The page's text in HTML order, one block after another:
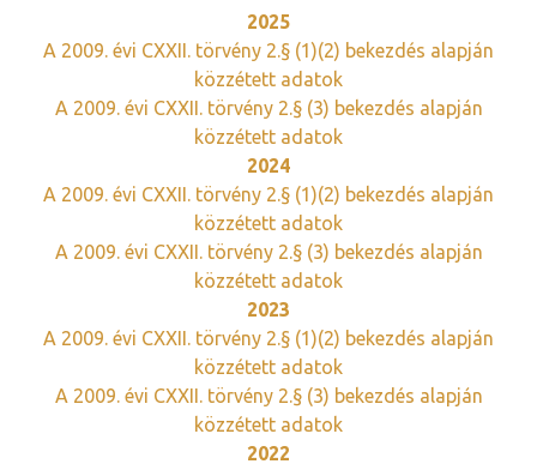
2025
A 2009. évi CXXII. törvény 2.§ (1)(2) bekezdés alapján
közzétett adatok
A 2009. évi CXXII. törvény 2.§ (3) bekezdés alapján
közzétett adatok
2024
A 2009. évi CXXII. törvény 2.§ (1)(2) bekezdés alapján
közzétett adatok
A 2009. évi CXXII. törvény 2.§ (3) bekezdés alapján
közzétett adatok
2023
A 2009. évi CXXII. törvény 2.§ (1)(2) bekezdés alapján
közzétett adatok
A 2009. évi CXXII. törvény 2.§ (3) bekezdés alapján
közzétett adatok
2022